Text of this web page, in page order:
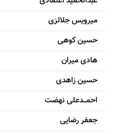
میرویس جلالزی
حسين کوهی
هادی ميران
حسين زاهدی
احمـــدعلی نهضت
جعفر رضایی